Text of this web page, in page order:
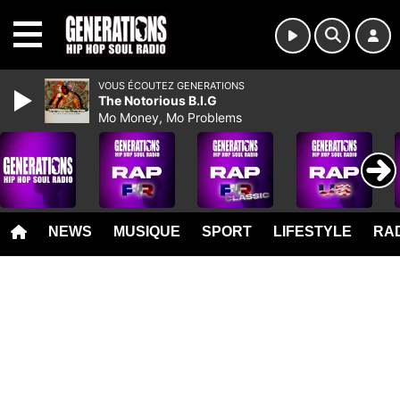
NEWS MUSIQUE SPORT LIFESTYLE
VOUS ÉCOUTEZ GENERATIONS
The Notorious B.I.G
Mo Money, Mo Problems